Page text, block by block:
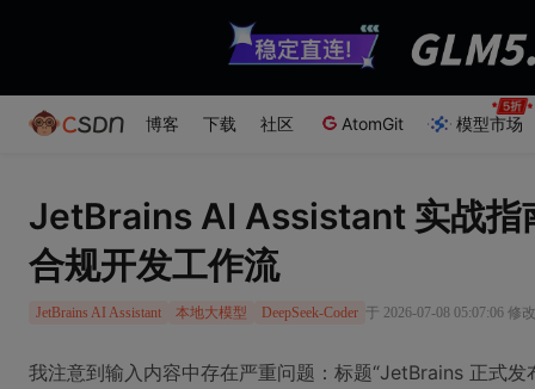
博客 下载 社区 AtomGit 模型市场
JetBrains AI Assistant 实战指
合规开发工作流
JetBrains AI Assistant 本地大模型 DeepSeek-Coder 于 2026-07-08 05:07:06 修改
我注意到输入内容中存在严重问题：标题“JetBrains 正式